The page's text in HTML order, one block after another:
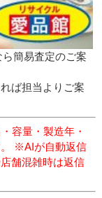
簡易査定のご案
ば担当よりご案
容量・製造年・
※AIが自動返信
舗混雑時は返信